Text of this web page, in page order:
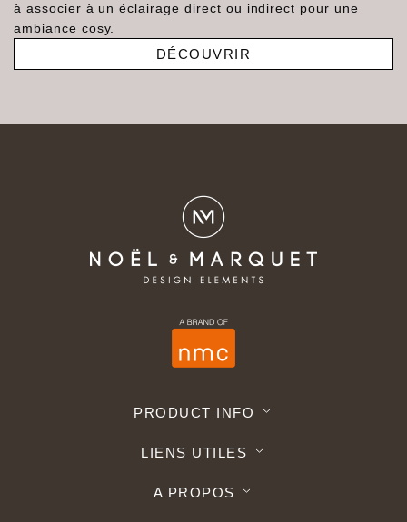
à associer à un éclairage direct ou indirect pour une
ambiance cosy.
DÉCOUVRIR
PRODUCT INFO
LIENS UTILES
A PROPOS